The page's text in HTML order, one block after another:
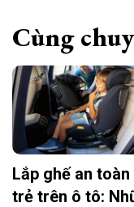
Cùng
Lắp ghế an
trẻ trên ô tô: